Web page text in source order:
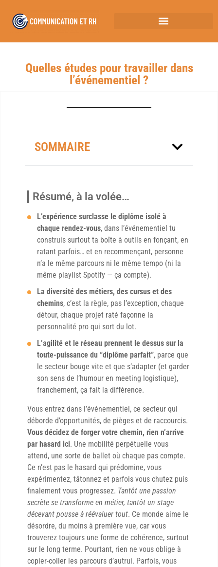
Quelles études pour travailler dans
l’événementiel ?
SOMMAIRE
Résumé, à la volée…
L’expérience surclasse le diplôme isolé à
chaque rendez-vous, dans l’événementiel tu
construis surtout ta boîte à outils en fonçant, en
ratant parfois… et en recommençant, personne
n’a le même parcours ni le même tempo (ni la
même playlist Spotify — ça compte).
La diversité des métiers, des cursus et des
chemins, c’est la règle, pas l’exception, chaque
détour, chaque projet raté façonne la
personnalité pro qui sort du lot.
L’agilité et le réseau prennent le dessus sur la
toute-puissance du “diplôme parfait”, parce que
le secteur bouge vite et que s’adapter (et garder
son sens de l’humour en meeting logistique),
franchement, ça fait la différence.
Vous entrez dans l’événementiel, ce secteur qui
déborde d’opportunités, de pièges et de raccourcis.
Vous décidez de forger votre chemin, rien n’arrive
par hasard ici. Une mobilité perpétuelle vous
attend, une sorte de ballet où chaque pas compte.
Ce n’est pas le hasard qui prédomine, vous
expérimentez, tâtonnez et parfois vous chutez puis
finalement vous progressez. Tantôt une passion
secrète se transforme en métier, tantôt un stage
décevant pousse à réévaluer tout. Ce monde aime le
désordre, du moins à première vue, car vous
trouverez toujours une forme de cohérence, surtout
sur le long terme. Pourtant, rien ne vous oblige à
copier-coller les parcours d’autrui. Parfois, vous